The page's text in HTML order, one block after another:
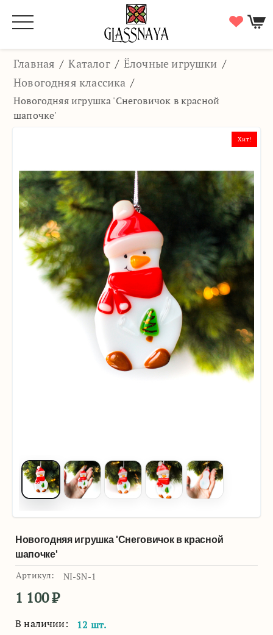
Главная / Каталог / Ёлочные игрушки /
Новогодняя классика /
Новогодняя игрушка 'Снеговичок в красной
шапочке'
Хит!
Новогодняя игрушка 'Снеговичок в красной
шапочке'
Артикул: NI-SN-1
1 100₽
В наличии:
12 шт.